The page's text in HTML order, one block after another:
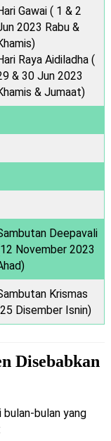
Gawai ( 1 & 2
2023 Rabu &
Raya Aidiladha (
& 30 Jun 2023
& Jumaat)
Deepavali
November 2023
Krismas
Disember Isnin)
Disebabkan
bulan yang